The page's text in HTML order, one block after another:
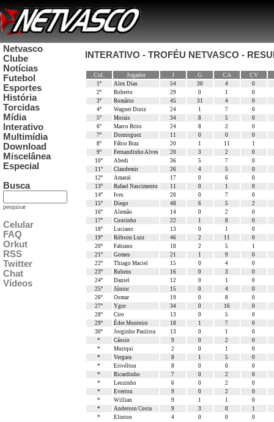
Netvasco
Clube
Notícias
Futebol
Esportes
História
Torcidas
Mídia
Interativo
Multimídia
Download
Miscelânea
Especial
Busca
pesquisar
Celular
FAQ
Orkut
RSS
Twitter
Chat
Vídeos
INTERATIVO - TROFÉU NETVASCO -
Col. Jogador J G CA CV
1º Alex Dias 54 30 4
0
2º
Roberto 29 0 1
0
3º
Romário 45 31 4
0
4º
Wagner Diniz 24 1 7
0
5º
Morais 34 8 5
0
6º
Marco Brito 24 8 2
0
7º
Dominguez 11 0 0
0
8º
Fábio Braz 20 1 11
1
9º
Fernandinho Alves 20 3 2
0
10º
Abedi 36 5 7
0
11º
Claudemir 26 4 5
0
12º
Amaral 17 0 6
0
13º
Rafael Nascimento 11 0 1
0
14º
Ives 20 0 7
0
15º
Diego 48 6 5
2
16º
Alemão 14 0 2
0
17º
Coutinho 22 1 8
0
18º
Luciano 13 0 1
0
19º
Róbson Luiz 46 2 11
0
20º
Fabiano 18 2 5
1
21º
Gomes 21 1 9
0
22º
Thiago Maciel 15 0 4
0
23º
Rubens 16 0 3
0
24º
Daniel 12 0 1
0
25º
Júnior 15 0 4
0
26º
Osmar 19 0 8
0
27º
Ygor 34 0 16
0
28º
Ciro 13 0 5
0
29º
Éder Monteiro 18 1 7
0
30º
Jorginho Paulista 13 0 1
0
*
Cássio 9 0 2
0
*
Muriqui 2 0 1
0
*
Vergara 8 1 5
0
*
Erivélton 8 0 0
0
*
Ricardinho 7 0 2
0
*
Leozinho 6 0 2
0
*
Everton 9 0 2
0
*
Willian 9 1 1
0
*
Anderson Costa 9 3 0
1
*
Elinton 4 0 0
0